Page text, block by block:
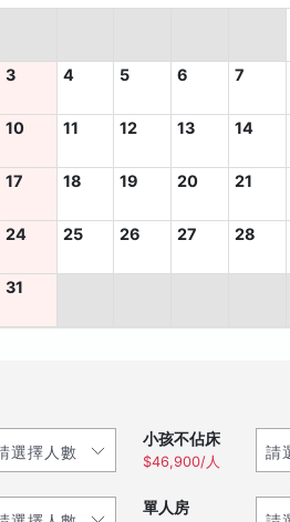
3 4 5 6 7
10 11 12 13 14
17 18 19 20 21
24 25 26 27 28
31
小孩不佔床
$46,900/人
單人房